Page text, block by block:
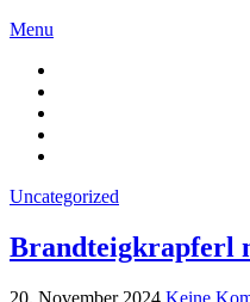
Menu
Uncategorized
Brandteigkrapferl
20. November 2024 Keine